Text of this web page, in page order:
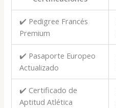
✔️ Pedigree Francés
Premium
✔️ Pasaporte Europeo
Actualizado
✔️ Certificado de
Aptitud Atlética